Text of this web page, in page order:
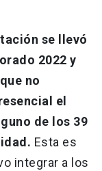
se llevó
2022 y
no
el
de los 39
Esta es
integrar a los